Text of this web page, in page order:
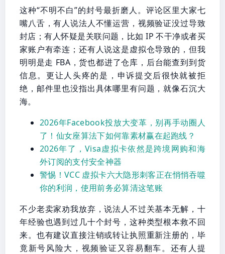
这种“不明不白”的封号最折磨人。评论区里大家七
嘴八舌，有人说法人不懂运营，视频验证没过导致
封店；有人怀疑是关联问题，比如 IP 不干净或者买
家账户有牵连；还有人说这是虚拟仓导致的，但我
明明是走 FBA，货也都进了仓库，后台能查到到货
信息。更让人头疼的是，申诉提交后很快就被拒
绝，邮件里也没指出具体哪里有问题，就像石沉大
海。
2026年Facebook投放大变革，别再手动圈人
了！仙女座算法下如何靠素材赢在起跑线？
2026年了，Visa虚拟卡依然是跨境网购和海
外订阅的支付安全神器
警惕！VCC 虚拟卡六大隐形刺客正在悄悄吞噬
你的利润，使用前务必算清这笔账
不少老卖家劝我放弃，说法人不过关基本无解，十
年经验也遇到过几十个封号，这种类型根本救不回
来。也有建议直接注销或转让执照重新注册的，毕
竟新号风险大，视频验证又容易翻车。还有人提